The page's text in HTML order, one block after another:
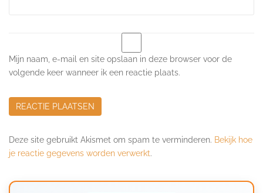
Mijn naam, e-mail en site opslaan in deze browser voor de
volgende keer wanneer ik een reactie plaats.
Deze site gebruikt Akismet om spam te verminderen. Bekijk hoe
je reactie gegevens worden verwerkt.